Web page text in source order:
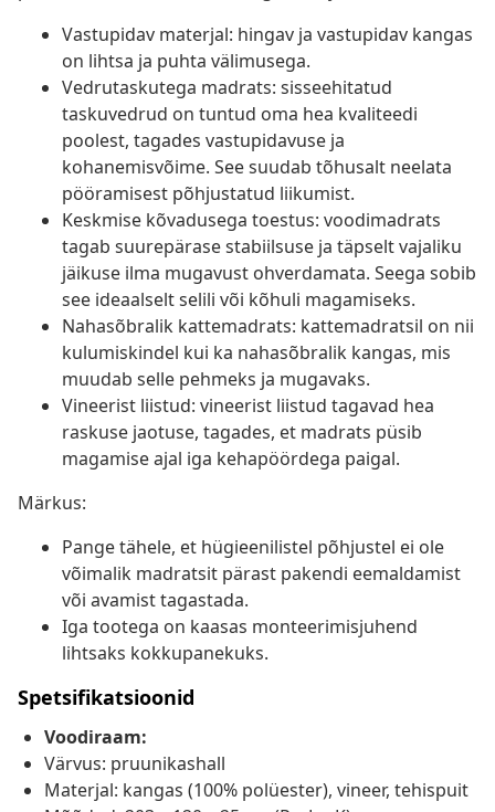
Vastupidav materjal: hingav ja vastupidav kangas
on lihtsa ja puhta välimusega.
Vedrutaskutega madrats: sisseehitatud
taskuvedrud on tuntud oma hea kvaliteedi
poolest, tagades vastupidavuse ja
kohanemisvõime. See suudab tõhusalt neelata
pööramisest põhjustatud liikumist.
Keskmise kõvadusega toestus: voodimadrats
tagab suurepärase stabiilsuse ja täpselt vajaliku
jäikuse ilma mugavust ohverdamata. Seega sobib
see ideaalselt selili või kõhuli magamiseks.
Nahasõbralik kattemadrats: kattemadratsil on nii
kulumiskindel kui ka nahasõbralik kangas, mis
muudab selle pehmeks ja mugavaks.
Vineerist liistud: vineerist liistud tagavad hea
raskuse jaotuse, tagades, et madrats püsib
magamise ajal iga kehapöördega paigal.
Märkus:
Pange tähele, et hügieenilistel põhjustel ei ole
võimalik madratsit pärast pakendi eemaldamist
või avamist tagastada.
Iga tootega on kaasas monteerimisjuhend
lihtsaks kokkupanekuks.
Spetsifikatsioonid
Voodiraam:
Värvus: pruunikashall
Materjal: kangas (100% polüester), vineer, tehispuit